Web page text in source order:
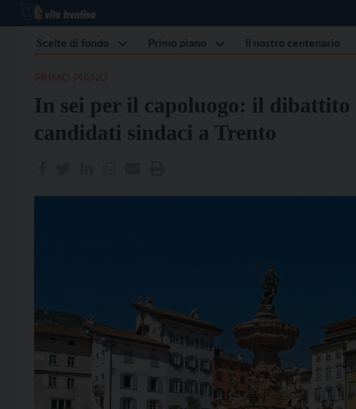
Scelte di fondo Primo piano Il nostro centenario
In sei per il capoluogo: il
candidati sindaci a Trento